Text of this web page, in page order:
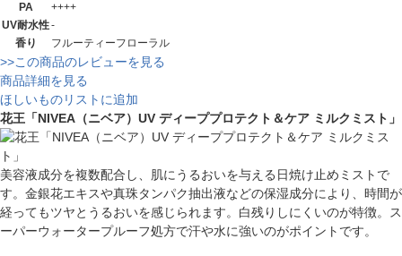
PA
++++
UV耐水性-
香り
フルーティーフローラル
>>この商品のレビューを見る
商品詳細を見る
ほしいものリストに追加
花王「NIVEA（ニベア）UV ディーププロテクト＆ケア ミルクミスト」
美容液成分を複数配合し、肌にうるおいを与える日焼け止めミストで
す。金銀花エキスや真珠タンパク抽出液などの保湿成分により、時間が
経ってもツヤとうるおいを感じられます。白残りしにくいのが特徴。ス
ーパーウォータープルーフ処方で汗や水に強いのがポイントです。